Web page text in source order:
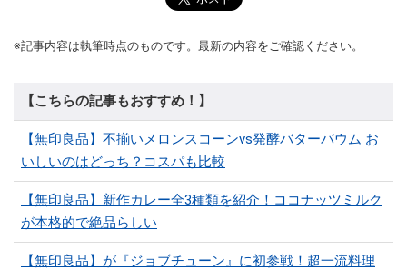
※記事内容は執筆時点のものです。最新の内容をご確認ください。
【こちらの記事もおすすめ！】
【無印良品】不揃いメロンスコーンvs発酵バターバウム お
いしいのはどっち？コスパも比較
【無印良品】新作カレー全3種類を紹介！ココナッツミルク
が本格的で絶品らしい
【無印良品】が『ジョブチューン』に初参戦！超一流料理